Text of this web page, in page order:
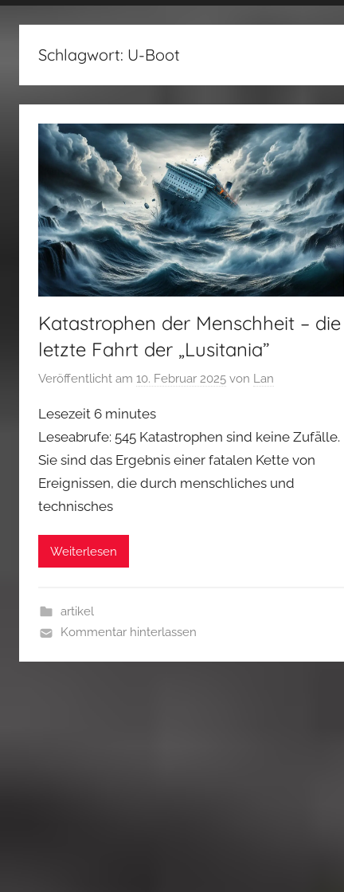
fertig…!
Schlagwort: U-Boot
Katastrophen der Menschheit – die
letzte Fahrt der „Lusitania”
Veröffentlicht am 10. Februar 2025 von Lan
Lesezeit 6 minutes
Leseabrufe: 545 Katastrophen sind keine Zufälle.
Sie sind das Ergebnis einer fatalen Kette von
Ereignissen, die durch menschliches und
technisches
Weiterlesen
artikel
Kommentar hinterlassen